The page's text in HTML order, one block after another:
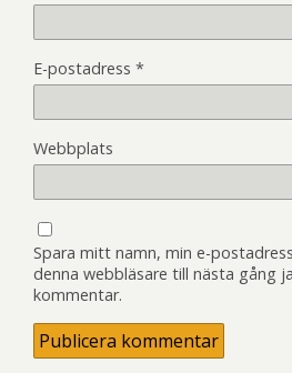
E-postadress *
Webbplats
Spara mitt namn, min e-
denna webbläsare till nästa gång
kommentar.